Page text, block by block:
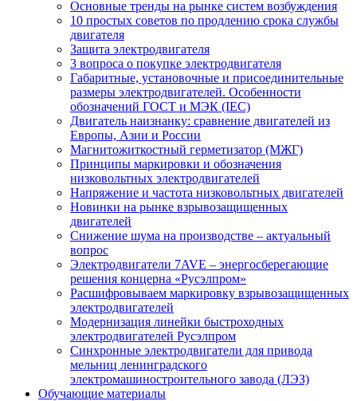
Основные тренды на рынке систем возбуждения
10 простых советов по продлению срока службы
двигателя
Защита электродвигателя
3 вопроса о покупке электродвигателя
Габаритные, установочные и присоединительные
размеры электродвигателей. Особенности
обозначений ГОСТ и МЭК (IEC)
Двигатель наизнанку: сравнение двигателей из
Европы, Азии и России
Магнитожиткостный герметизатор (МЖГ)
Принципы маркировки и обозначения
низковольтных электродвигателей
Напряжение и частота низковольтных двигателей
Новинки на рынке взрывозащищенных
двигателей
Снижение шума на производстве – актуальный
вопрос
Электродвигатели 7AVE – энергосберегающие
решения концерна «Русэлпром»
Расшифровываем маркировку взрывозащищенных
электродвигателей
Модернизация линейки быстроходных
электродвигателей Русэлпром
Синхронные электродвигатели для привода
мельниц ленинградского
электромашиностроительного завода (ЛЭЗ)
Обучающие материалы